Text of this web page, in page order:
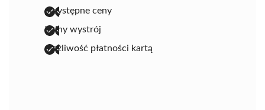
przystępne ceny
ładny wystrój
możliwość płatności kartą